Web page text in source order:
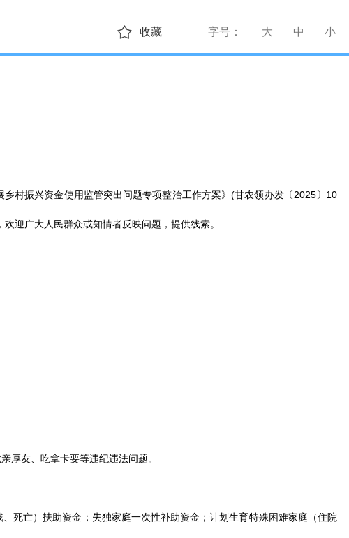
字号： 大 中 小
收藏
村振兴资金使用监管突出问题专项整治工作方案》(甘农领办发〔2025〕10
迎广大人民群众或知情者反映问题，提供线索。
厚友、吃拿卡要等违纪违法问题。
死亡）扶助资金；失独家庭一次性补助资金；计划生育特殊困难家庭（住院